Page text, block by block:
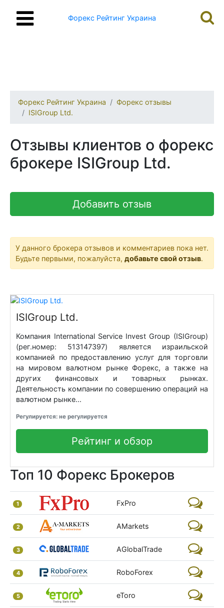
Форекс Рейтинг Украина
Форекс Рейтинг Украина
Форекс отзывы
ISIGroup Ltd.
Отзывы клиентов о форекс
брокере ISIGroup Ltd.
Добавить отзыв
У данного брокера отзывов и комментариев пока нет.
Будьте первыми, пожалуйста, добавьте свой отзыв.
ISIGroup Ltd.
Компания International Service Invest Group (ISIGroup)
(рег.номер: 513147397) является израильской
компанией по предоставлению услуг для торговли
на мировом валютном рынке Форекс, а также на
других финансовых и товарных рынках.
Деятельность компании по совершению операций на
валютном рынке...
Регулируется: не регулируется
Рейтинг и обзор
Топ 10 Форекс Брокеров
1 FxPro
2 AMarkets
3 AGlobalTrade
4 RoboForex
5 eToro